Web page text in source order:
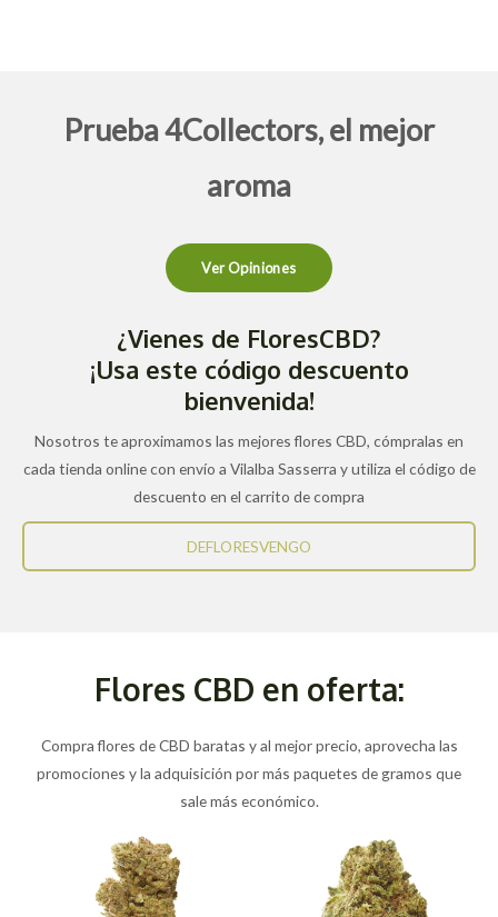
Prueba 4Collectors, el mejor
aroma
Ver Opiniones
¿Vienes de FloresCBD?
¡Usa este código descuento
bienvenida!
Nosotros te aproximamos las mejores flores CBD, cómpralas en
cada tienda online con envío a Vilalba Sasserra y utiliza el código de
descuento en el carrito de compra
DEFLORESVENGO
Flores CBD en oferta:
Compra flores de CBD baratas y al mejor precio, aprovecha las
promociones y la adquisición por más paquetes de gramos que
sale más económico.